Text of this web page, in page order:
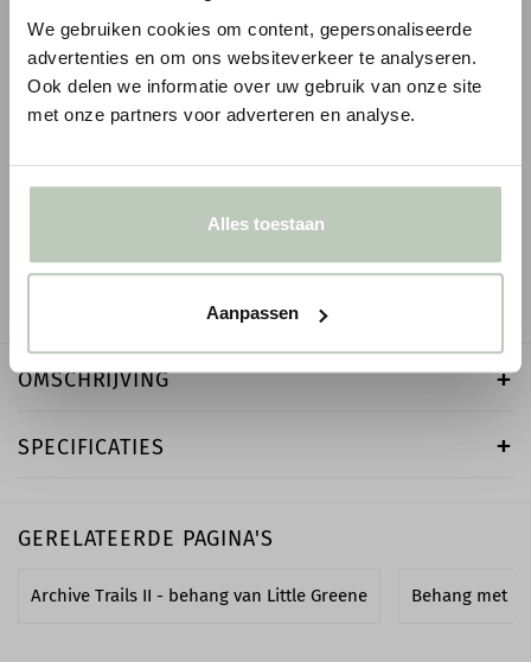
We gebruiken cookies om content, gepersonaliseerde
advertenties en om ons websiteverkeer te analyseren.
Ook delen we informatie over uw gebruik van onze site
met onze partners voor adverteren en analyse.
Alles toestaan
Aanpassen
ORAC WANDLIJST PX175
+
ORAC WANDLIJST
OMSCHRIJVING
SPECIFICATIES
GERELATEERDE PAGINA'S
Archive Trails II - behang van Little Greene Behang met